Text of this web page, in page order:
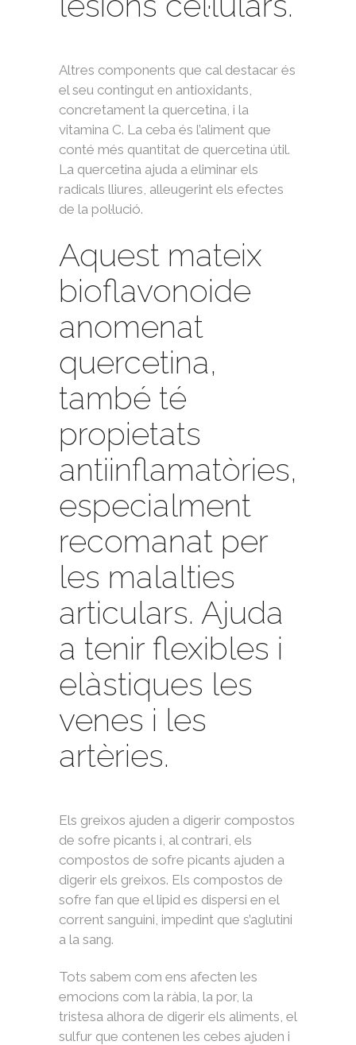
Altres components que cal destacar és
el seu contingut en antioxidants,
concretament la quercetina, i la
vitamina C. La ceba és l’aliment que
conté més quantitat de quercetina útil.
La quercetina ajuda a eliminar els
radicals lliures, alleugerint els efectes
de la pol·lució.
Aquest mateix
bioflavonoide
anomenat
quercetina,
també té
propietats
antiinflamatòries,
especialment
recomanat per
les malalties
articulars. Ajuda
a tenir flexibles i
elàstiques les
venes i les
artèries.
Els greixos ajuden a digerir compostos
de sofre picants i, al contrari, els
compostos de sofre picants ajuden a
digerir els greixos. Els compostos de
sofre fan que el lipid es dispersi en el
corrent sanguini, impedint que s’aglutini
a la sang.
Tots sabem com ens afecten les
emocions com la ràbia, la por, la
tristesa alhora de digerir els aliments, el
sulfur que contenen les cebes ajuden i